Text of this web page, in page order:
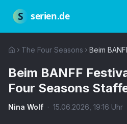
S serien.de
The Four Seasons Beim
Beim BANFF
Four Seasons
Nina Wolf · 15.06.2026 19:16 Uhr